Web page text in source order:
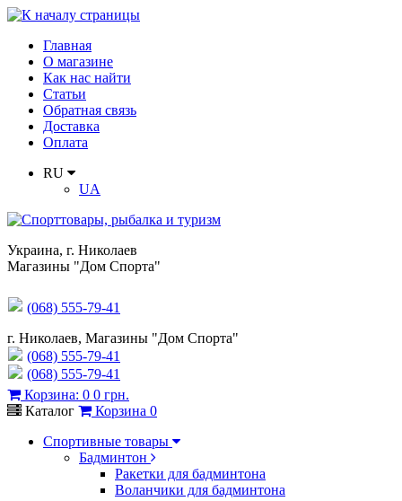
Главная
О магазине
Как нас найти
Статьи
Обратная связь
Доставка
Оплата
RU
UA
Украина, г. Николаев
Магазины "Дом Спорта"
(068) 555-79-41
г. Николаев, Магазины "Дом Спорта"
(068) 555-79-41
(068) 555-79-41
Корзина: 0 0 грн.
Каталог
Корзина 0
Спортивные товары
Бадминтон
Ракетки для бадминтона
Воланчики для бадминтона